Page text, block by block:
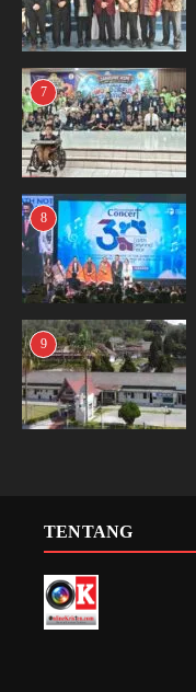
7
8
9
TENTANG